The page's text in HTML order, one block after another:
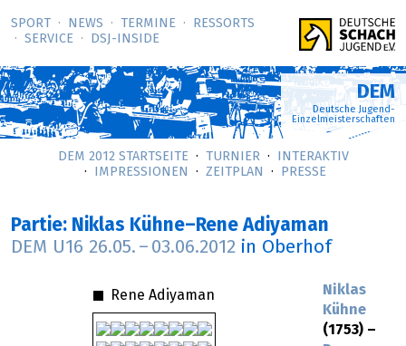
SPORT NEWS TERMINE
RESSORTS
SERVICE
DSJ-­INSIDE
DEM
Deutsche Jugend-
Einzelmeisterschaften
DEM 2012 STARTSEITE TURNIER
INTERAKTIV
IMPRESSIONEN
ZEITPLAN PRESSE
Partie: Niklas Kühne–Rene Adiyaman
DEM U16 26.05. – 03.06.2012 in Oberhof
Rene Adiyaman
Niklas
Kühne
(1753) –